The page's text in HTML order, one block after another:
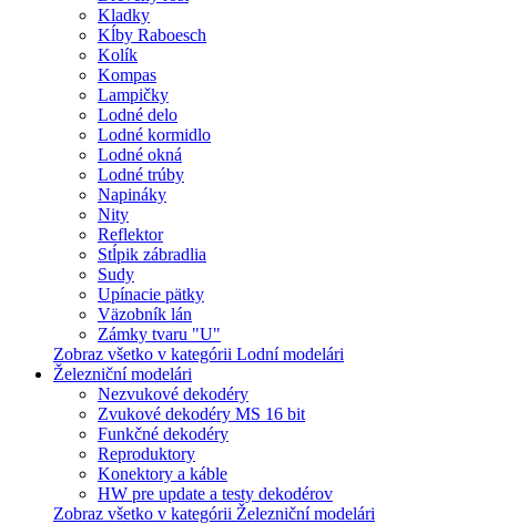
Kladky
Kĺby Raboesch
Kolík
Kompas
Lampičky
Lodné delo
Lodné kormidlo
Lodné okná
Lodné trúby
Napináky
Nity
Reflektor
Stĺpik zábradlia
Sudy
Upínacie pätky
Väzobník lán
Zámky tvaru "U"
Zobraz všetko v kategórii Lodní modelári
Železniční modelári
Nezvukové dekodéry
Zvukové dekodéry MS 16 bit
Funkčné dekodéry
Reproduktory
Konektory a káble
HW pre update a testy dekodérov
Zobraz všetko v kategórii Železniční modelári